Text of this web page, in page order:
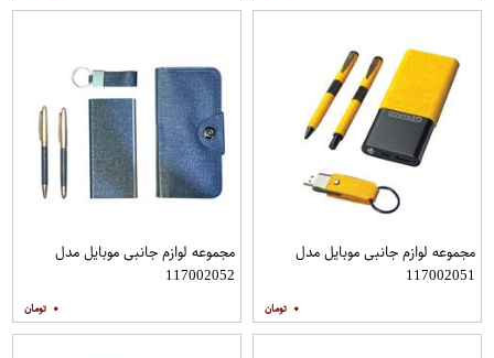
مجموعه لوازم جانبی موبایل مدل
117002051
۰
مجموعه لوازم جانبی موبایل مدل
117002052
۰